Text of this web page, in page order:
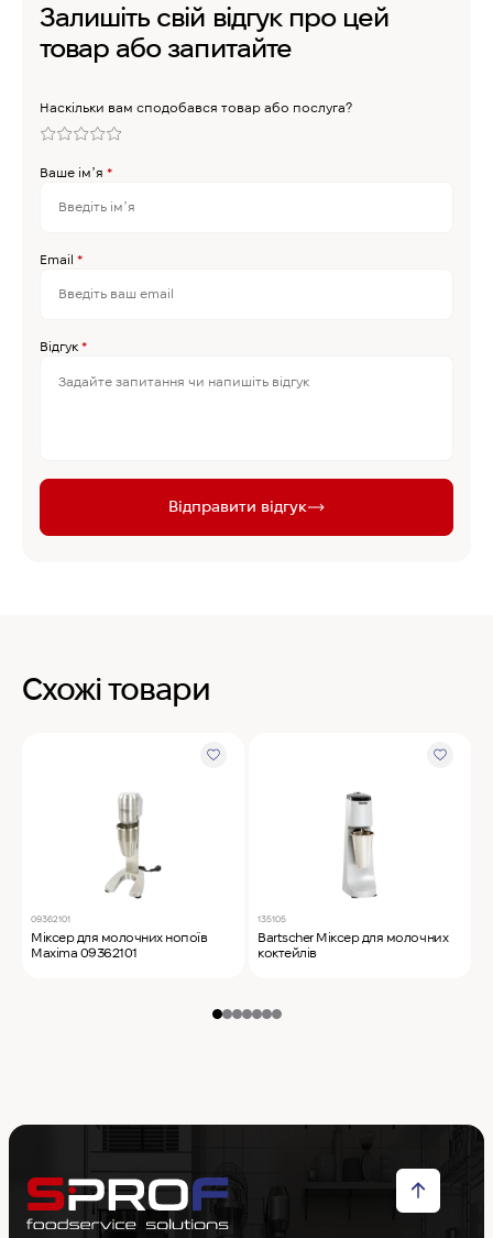
Залишіть свій відгук про цей
товар або запитайте
Наскільки вам сподобався товар або послуга?
Ваше імʼя *
Email *
Відгук *
Відправити відгук
Схожі товари
09362101
Міксер для молочних нопоїв
Maxima 09362101
135105
Bartscher Міксер для молочних
коктейлів